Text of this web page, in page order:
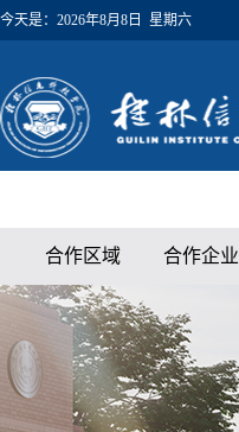
今天是： 2026年8月8日 星期六
合作区域 合作企业